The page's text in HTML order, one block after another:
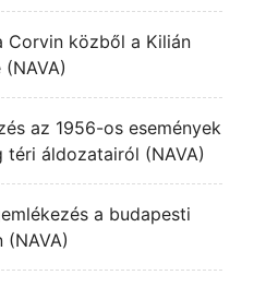
Corvin közből a Kilián
az 1956-os események
téri áldozatairól (NAVA)
a budapesti
(NAVA)